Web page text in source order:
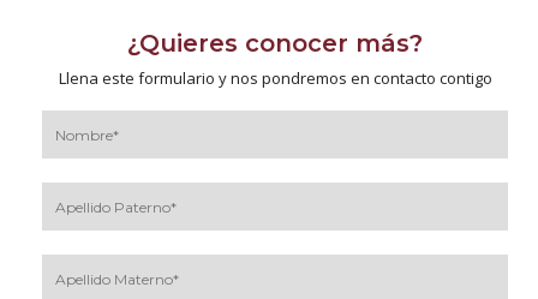
¿Quieres conocer más?
Llena este formulario y nos pondremos en contacto contigo